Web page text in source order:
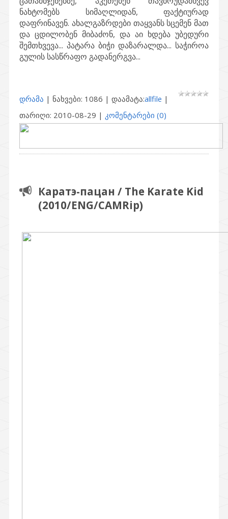
ნახტომებს სიმაღლიდან, ფაქტიურად
დაფრინავენ. ახალგაზრდები თაყვანს სცემენ მათ
და ცდილობენ მიბაძონ, და აი ხდება უბედური
შემთხვევა... პატარა ბიჭი დაზარალდა... საჭიროა
გულის სასწრაფო გადანერგვა...
დრამა | ნახვები: 1086 | დაამატა:allfile |
თარიღი: 2010-08-29 | კომენტარები (0)
Каратэ-пацан / The Karate Kid
(2010/ENG/CAMRip)